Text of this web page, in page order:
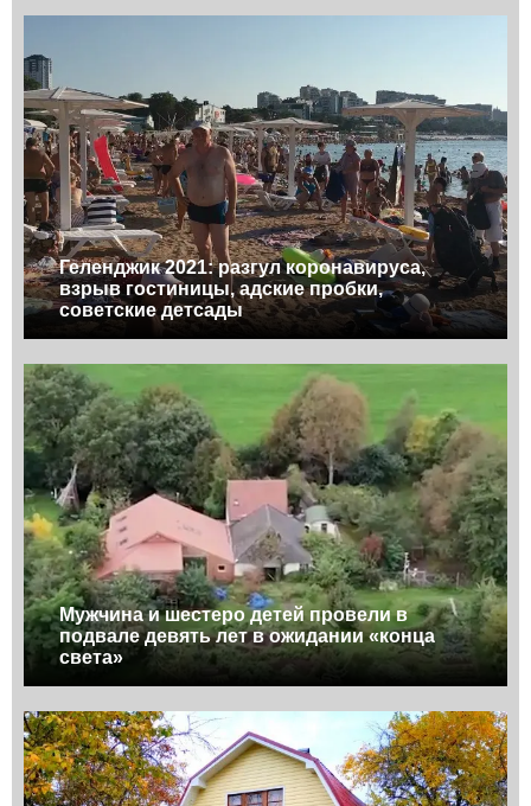
Геленджик 2021: разгул коронавируса,
взрыв гостиницы, адские пробки,
советские детсады
Мужчина и шестеро детей провели в
подвале девять лет в ожидании «конца
света»